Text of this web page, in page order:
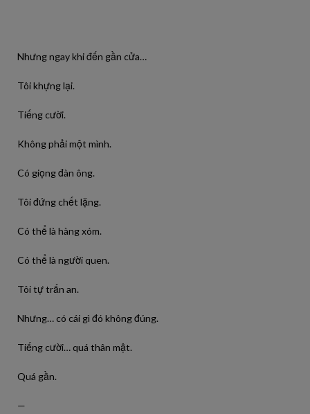
Nhưng ngay khi đến gần cửa…
Tôi khựng lại.
Tiếng cười.
Không phải một mình.
Có giọng đàn ông.
Tôi đứng chết lặng.
Có thể là hàng xóm.
Có thể là người quen.
Tôi tự trấn an.
Nhưng… có cái gì đó không đúng.
Tiếng cười… quá thân mật.
Quá gần.
—